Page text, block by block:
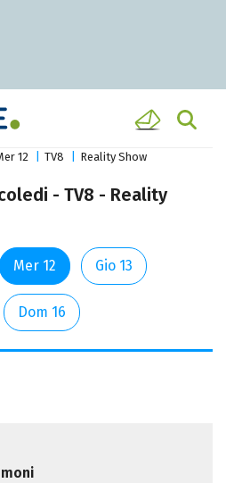
12 TV8 Reality Show
- TV8 - Reality
Mer 12 Gio 13
Dom 16